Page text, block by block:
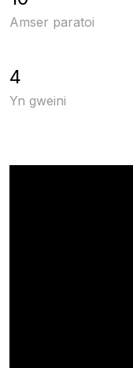
Amser paratoi
4
Yn gweini